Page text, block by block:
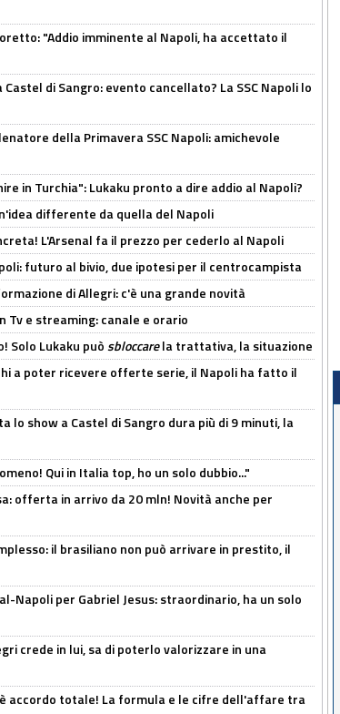
"Addio imminente al Napoli, ha accettato il
di Sangro: evento cancellato? La SSC Napoli lo
della Primavera SSC Napoli: amichevole
in Turchia": Lukaku pronto a dire addio al Napoli?
differente da quella del Napoli
L'Arsenal fa il prezzo per cederlo al Napoli
futuro al bivio, due ipotesi per il centrocampista
di Allegri: c'è una grande novità
Tv e streaming: canale e orario
Solo Lukaku puòsbloccarela trattativa, la situazione
a poter ricevere offerte serie, il Napoli ha fatto il
show a Castel di Sangro dura più di 9 minuti, la
Qui in Italia top, ho un solo dubbio..."
offerta in arrivo da 20 mln! Novità anche per
il brasiliano non può arrivare in prestito, il
Napoli per Gabriel Jesus: straordinario, ha un solo
crede in lui, sa di poterlo valorizzare in una
accordo totale! La formula e le cifre dell'affare tra